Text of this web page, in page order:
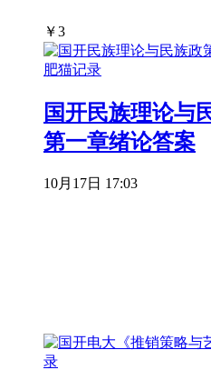
￥3
国开民族理论与
第一章绪论答案
10月17日 17:03